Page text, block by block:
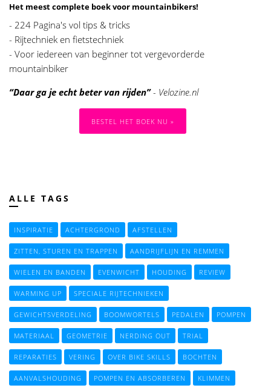
Het meest complete boek voor mountainbikers!
- 224 Pagina's vol tips & tricks
- Rijtechniek en fietstechniek
- Voor iedereen van beginner tot vergevorderde
mountainbiker
“Daar ga je echt beter van rijden”- Velozine.nl
BESTEL HET BOEK NU »
ALLE TAGS
INSPIRATIE ACHTERGROND AFSTELLEN
ZITTEN, STUREN EN TRAPPEN AANDRIJFLIJN EN REMMEN
WIELEN EN BANDEN EVENWICHT HOUDING REVIEW
WARMING UP SPECIALE RIJTECHNIEKEN
GEWICHTSVERDELING BOOMWORTELS PEDALEN POMPEN
MATERIAAL GEOMETRIE NERDING OUT TRIAL
REPARATIES VERING OVER BIKE SKILLS BOCHTEN
AANVALSHOUDING POMPEN EN ABSORBEREN KLIMMEN